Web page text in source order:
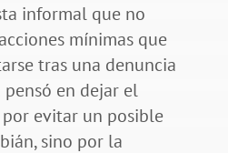
informal que no
mínimas que
tras una denuncia
pensó en dejar el
evitar un posible
sino por la